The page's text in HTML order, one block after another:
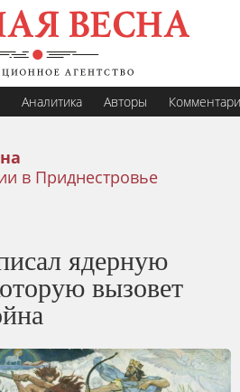
Аналитика Авторы
в Приднестровье
ядерную
вызовет